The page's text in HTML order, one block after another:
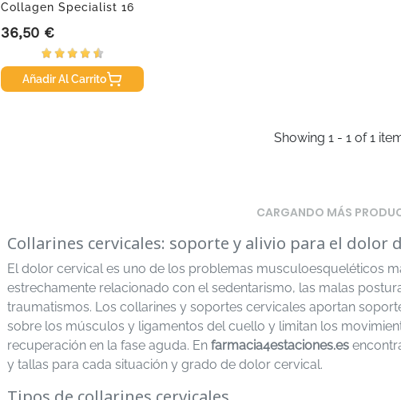
Collagen Specialist 16
Precio
36,50 €
Añadir Al Carrito
Showing 1 - 1 of 1
CARGANDO MÁS
Collarines cervicales: soporte y alivio para el dolor
El dolor cervical es uno de los problemas musculoesqueléticos
estrechamente relacionado con el sedentarismo, las malas
traumatismos. Los collarines y soportes cervicales aportan
sobre los músculos y ligamentos del cuello y limitan los
recuperación en la fase aguda. En farmacia4estaciones.es
y tallas para cada situación y grado de dolor cervical.